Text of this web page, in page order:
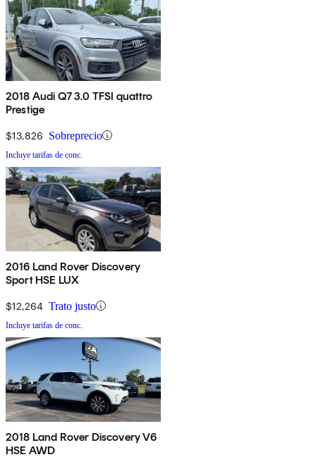
2018 Audi Q7 3.0 TFSI quattro
Prestige
$13,826 Sobreprecio
Incluye tarifas de conc.
2016 Land Rover Discovery
Sport HSE LUX
$12,264 Trato justo
Incluye tarifas de conc.
2018 Land Rover Discovery V6
HSE AWD